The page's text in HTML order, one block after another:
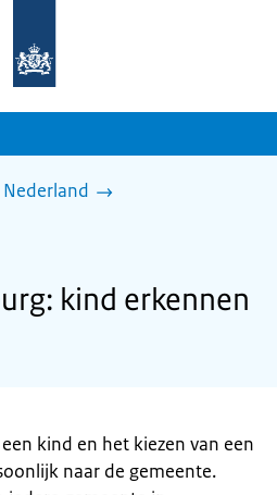
kind erkennen
kind en het kiezen van een
naar de gemeente.